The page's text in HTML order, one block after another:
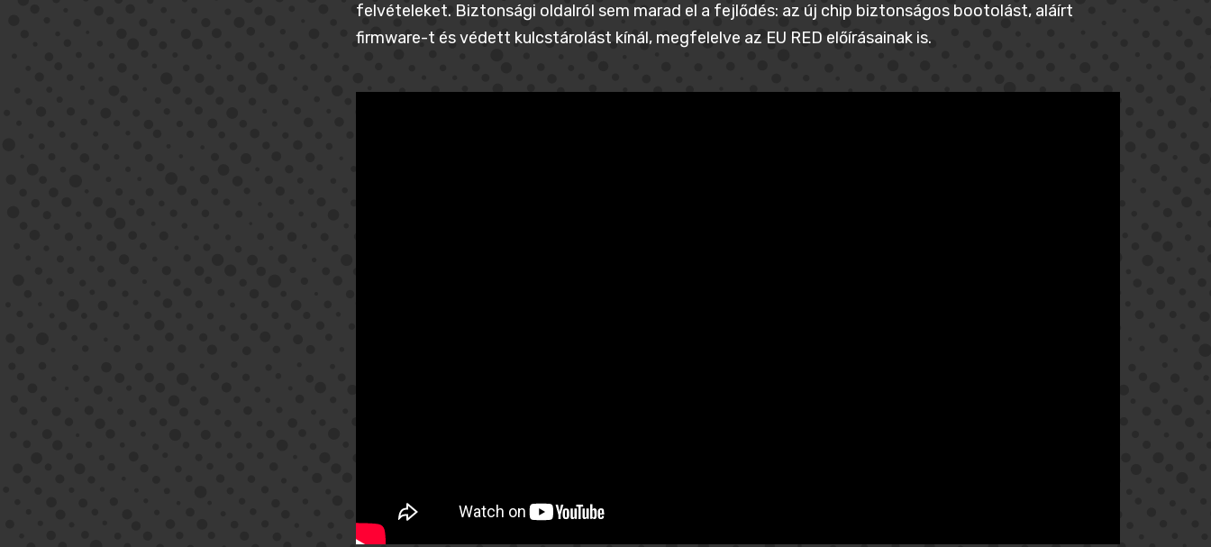
felvételeket. Biztonsági oldalról sem marad el a fejlődés: az új chip biztonságos bootolást, aláírt
firmware-t és védett kulcstárolást kínál, megfelelve az EU RED előírásainak is.